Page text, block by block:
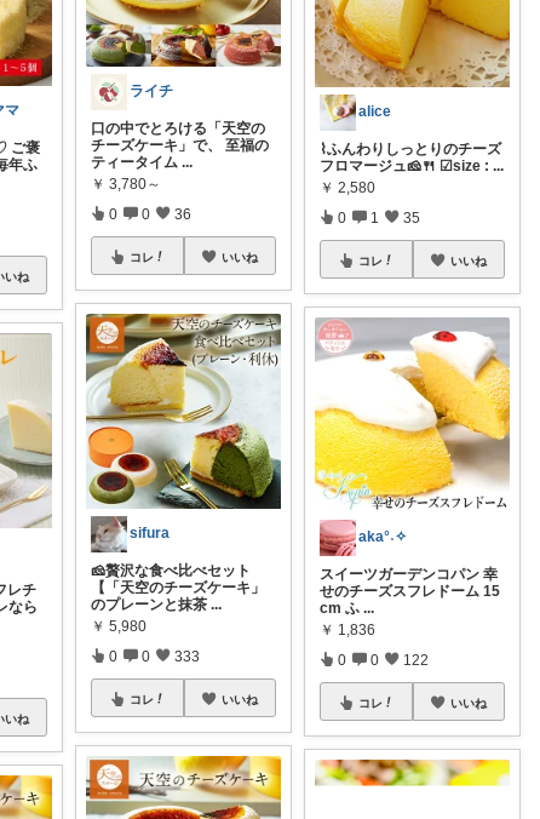
マ
ご褒
年ふ
いね
レチ
なら
いね
ライチ
口の中でとろける「天空の
チーズケーキ」で、 至福の
ティータイム ...
￥ 3,780～
0 0 36
コレ いいね
sifura
🧀贅沢な食べ比べセット
【「天空のチーズケーキ」
のプレーンと抹茶 ...
￥ 5,980
0 0 333
コレ いいね
alice
⌇ふんわりしっとりのチーズ
フロマージュ🧀🍴 ☑size :...
￥ 2,580
0 1 35
コレ いいね
aka°˖✧
スイーツガーデンコパン 幸
せのチーズスフレドーム 15
cm ふ ...
￥ 1,836
0 0 122
コレ いいね